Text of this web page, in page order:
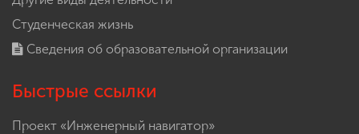
Студенческая жизнь
Сведения об образовательной организации
Быстрые ссылки
Проект «Инженерный навигатор»